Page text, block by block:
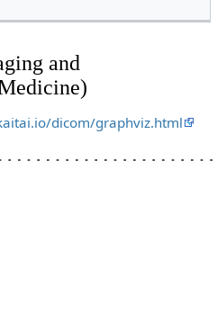
and
dicom/graphviz.html